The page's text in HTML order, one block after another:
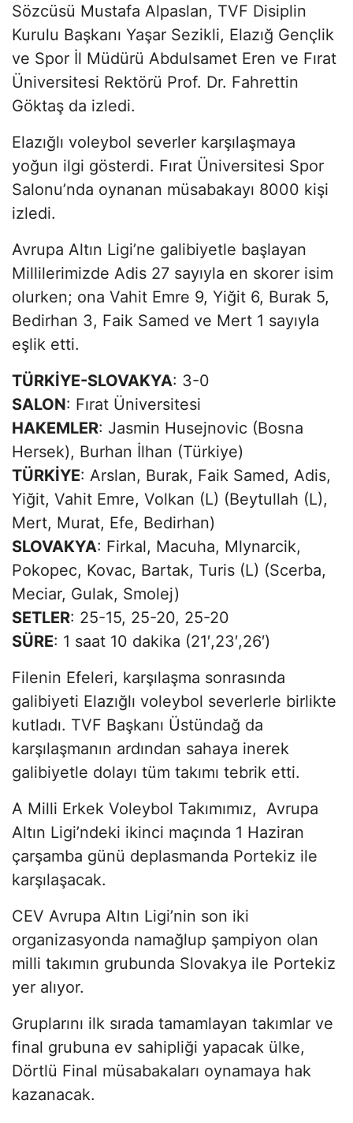
Sözcüsü Mustafa Alpaslan, TVF Disiplin
Kurulu Başkanı Yaşar Sezikli, Elazığ Gençlik
ve Spor İl Müdürü Abdulsamet Eren ve Fırat
Üniversitesi Rektörü Prof. Dr. Fahrettin
Göktaş da izledi.
Elazığlı voleybol severler karşılaşmaya
yoğun ilgi gösterdi. Fırat Üniversitesi Spor
Salonu’nda oynanan müsabakayı 8000 kişi
izledi.
Avrupa Altın Ligi’ne galibiyetle başlayan
Millilerimizde Adis 27 sayıyla en skorer isim
olurken; ona Vahit Emre 9, Yiğit 6, Burak 5,
Bedirhan 3, Faik Samed ve Mert 1 sayıyla
eşlik etti.
TÜRKİYE-SLOVAKYA: 3-0
SALON: Fırat Üniversitesi
HAKEMLER: Jasmin Husejnovic (Bosna
Hersek), Burhan İlhan (Türkiye)
TÜRKİYE: Arslan, Burak, Faik Samed, Adis,
Yiğit, Vahit Emre, Volkan (L) (Beytullah (L),
Mert, Murat, Efe, Bedirhan)
SLOVAKYA: Firkal, Macuha, Mlynarcik,
Pokopec, Kovac, Bartak, Turis (L) (Scerba,
Meciar, Gulak, Smolej)
SETLER: 25-15, 25-20, 25-20
SÜRE: 1 saat 10 dakika (21′,23′,26′)
Filenin Efeleri, karşılaşma sonrasında
galibiyeti Elazığlı voleybol severlerle birlikte
kutladı. TVF Başkanı Üstündağ da
karşılaşmanın ardından sahaya inerek
galibiyetle dolayı tüm takımı tebrik etti.
A Milli Erkek Voleybol Takımımız, Avrupa
Altın Ligi’ndeki ikinci maçında 1 Haziran
çarşamba günü deplasmanda Portekiz ile
karşılaşacak.
CEV Avrupa Altın Ligi’nin son iki
organizasyonda namağlup şampiyon olan
milli takımın grubunda Slovakya ile Portekiz
yer alıyor.
Gruplarını ilk sırada tamamlayan takımlar ve
final grubuna ev sahipliği yapacak ülke,
Dörtlü Final müsabakaları oynamaya hak
kazanacak.